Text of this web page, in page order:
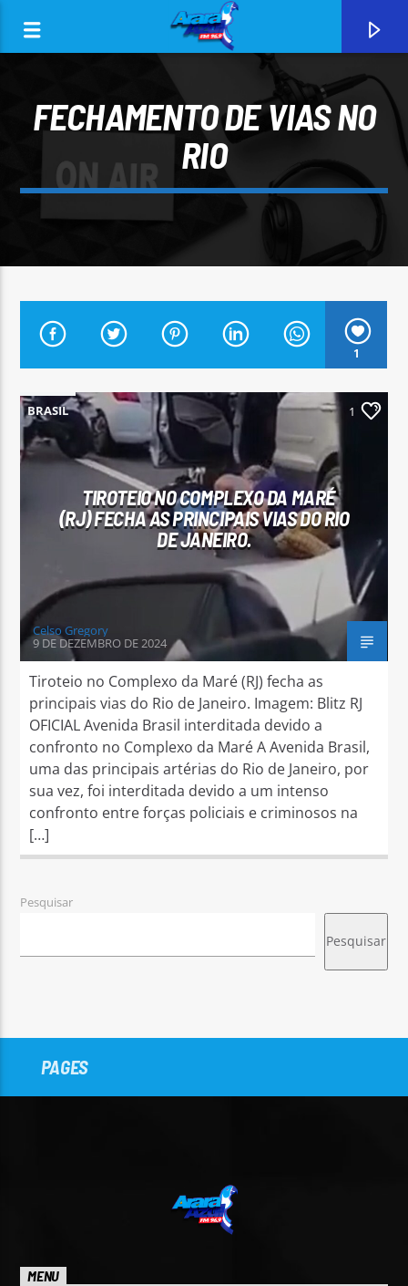
CURRENT TRACK
ARARA AZUL FM 96,9
Arara Azul FM
FECHAMENTO DE VIAS NO
RIO
1
BRASIL 1
TIROTEIO NO COMPLEXO DA MARÉ
(RJ) FECHA AS PRINCIPAIS VIAS DO RIO
DE JANEIRO.
Celso Gregory
9 DE DEZEMBRO DE 2024
Tiroteio no Complexo da Maré (RJ) fecha as
principais vias do Rio de Janeiro. Imagem: Blitz RJ
OFICIAL Avenida Brasil interditada devido a
confronto no Complexo da Maré A Avenida Brasil,
uma das principais artérias do Rio de Janeiro, por
sua vez, foi interditada devido a um intenso
confronto entre forças policiais e criminosos na
[…]
Pesquisar
Pesquisar
PAGES
MENU